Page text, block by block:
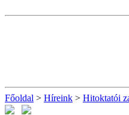
Főoldal > Híreink > Hitoktatói